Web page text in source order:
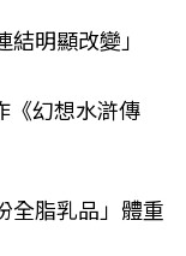
明顯改變」
《幻想水滸傳
全脂乳品」體重